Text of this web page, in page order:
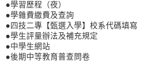
●學習歷程（夜）
●學雜費繳費及查詢
●四技二專【甄選入學】校系代碼填寫
●學生評量辦法及補充規定
●中學生網站
●後期中等教育普查問卷